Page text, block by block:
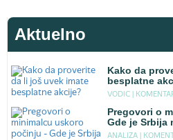
Aktuelno
Kako da
besplatne
VODIC |
Pregovori o
Gde je Srbija
ANALIZA |